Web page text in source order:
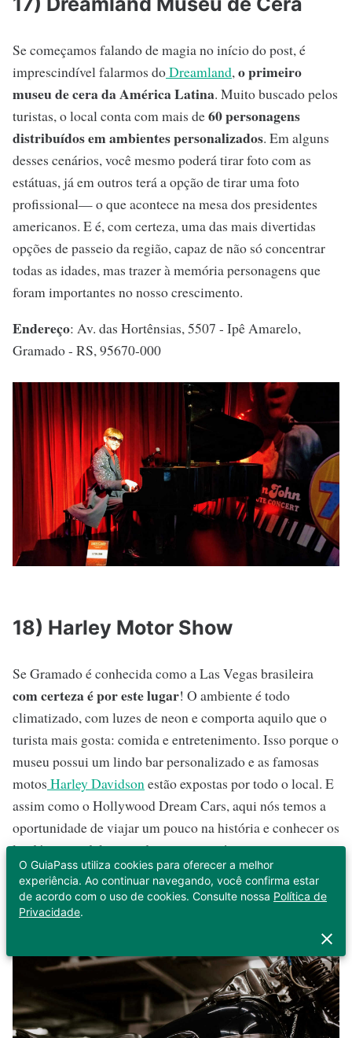
Se começamos falando de magia no início do post, é
imprescindível falarmos doDreamland,o primeiro
museu de cera da América Latina. Muito buscado pelos
turistas, o local conta com mais de60 personagens
distribuídos em ambientes personalizados. Em alguns
desses cenários, você mesmo poderá tirar foto com as
estátuas, já em outros terá a opção de tirar uma foto
profissional— o que acontece na mesa dos presidentes
americanos. E é, com certeza, uma das mais divertidas
opções de passeio da região, capaz de não só concentrar
todas as idades, mas trazer à memória personagens que
foram importantes no nosso crescimento.
Endereço: Av. das Hortênsias, 5507 - Ipê Amarelo,
Gramado - RS, 95670-000
18) Harley Motor Show
Se Gramado é conhecida como a Las Vegas brasileira
com certeza é por este lugar! O ambiente é todo
climatizado, com luzes de neon e comporta aquilo que o
turista mais gosta: comida e entretenimento. Isso porque o
museu possui um lindo bar personalizado e as famosas
motos Harley Davidsonestão expostas por todo o local. E
assim como o Hollywood Dream Cars, aqui nós temos a
oportunidade de viajar um pouco na história e conhecer os
lendários modelos que deram origem às motos.
Endereço: Av. das Hortênsias, 5507 - Subsolo, Gramado -
RS, 95670-000
O GuiaPass utiliza cookies para oferecer a melhor
experiência. Ao continuar navegando, você confirma estar
de acordo com o uso de cookies. Consulte nossa Política de
Privacidade.